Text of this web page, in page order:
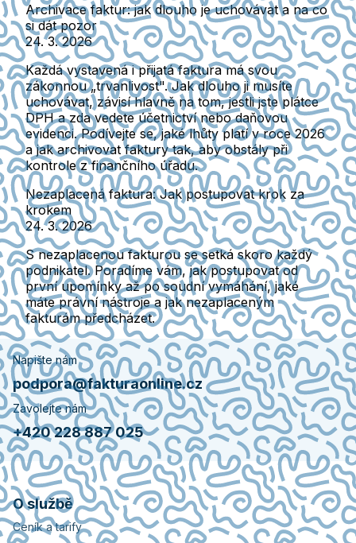
Archivace faktur: jak dlouho je uchovávat a na co
si dát pozor
24. 3. 2026
Každá vystavená i přijatá faktura má svou
zákonnou „trvanlivost". Jak dlouho ji musíte
uchovávat, závisí hlavně na tom, jestli jste plátce
DPH a zda vedete účetnictví nebo daňovou
evidenci. Podívejte se, jaké lhůty platí v roce 2026
a jak archivovat faktury tak, aby obstály při
kontrole z finančního úřadu.
Nezaplacená faktura: Jak postupovat krok za
krokem
24. 3. 2026
S nezaplacenou fakturou se setká skoro každý
podnikatel. Poradíme vám, jak postupovat od
první upomínky až po soudní vymáhání, jaké
máte právní nástroje a jak nezaplaceným
fakturám předcházet.
Napište nám
podpora@fakturaonline.cz
Zavolejte nám
+420 228 887 025
O službě
Ceník a tarify